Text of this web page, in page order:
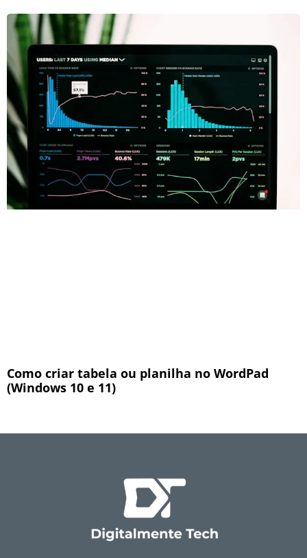
Como criar tabela ou planilha no WordPad
(Windows 10 e 11)